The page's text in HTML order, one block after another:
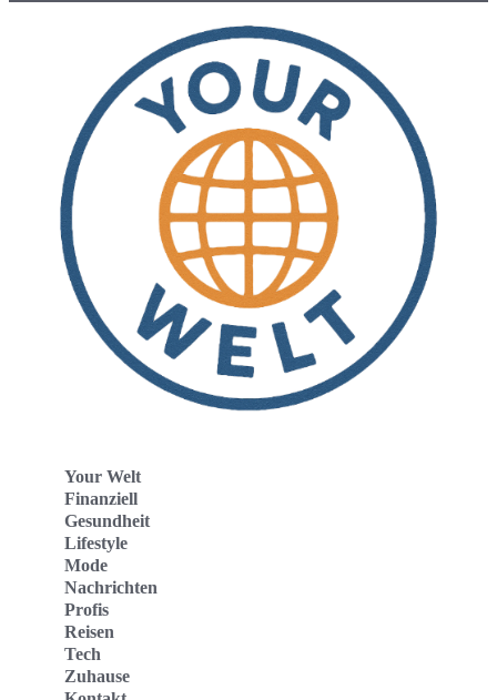
Your Welt
Finanziell
Gesundheit
Lifestyle
Mode
Nachrichten
Profis
Reisen
Tech
Zuhause